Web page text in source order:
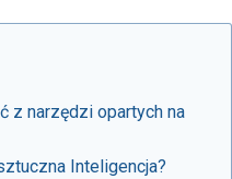
z narzędzi opartych na
Inteligencja?